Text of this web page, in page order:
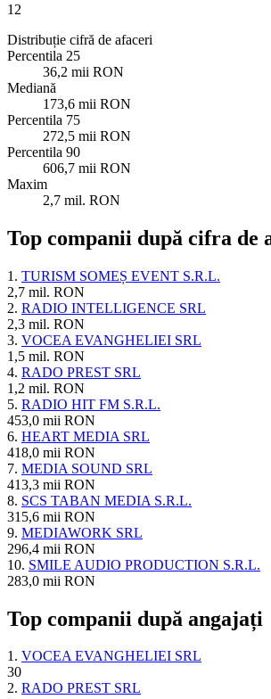
12
Distribuție cifră de afaceri
Percentila 25
36,2 mii RON
Mediană
173,6 mii RON
Percentila 75
272,5 mii RON
Percentila 90
606,7 mii RON
Maxim
2,7 mil. RON
Top companii după cifra de
1. TURISM SOMEȘ EVENT S.R.L.
2,7 mil. RON
2. RADIO INTELLIGENCE SRL
2,3 mil. RON
3. VOCEA EVANGHELIEI SRL
1,5 mil. RON
4. RADO PREST SRL
1,2 mil. RON
5. RADIO HIT FM S.R.L.
453,0 mii RON
6. HEART MEDIA SRL
418,0 mii RON
7. MEDIA SOUND SRL
413,3 mii RON
8. SCS TABAN MEDIA S.R.L.
315,6 mii RON
9. MEDIAWORK SRL
296,4 mii RON
10. SMILE AUDIO PRODUCTION S.R.L.
283,0 mii RON
Top companii după angajați
1. VOCEA EVANGHELIEI SRL
30
2. RADO PREST SRL